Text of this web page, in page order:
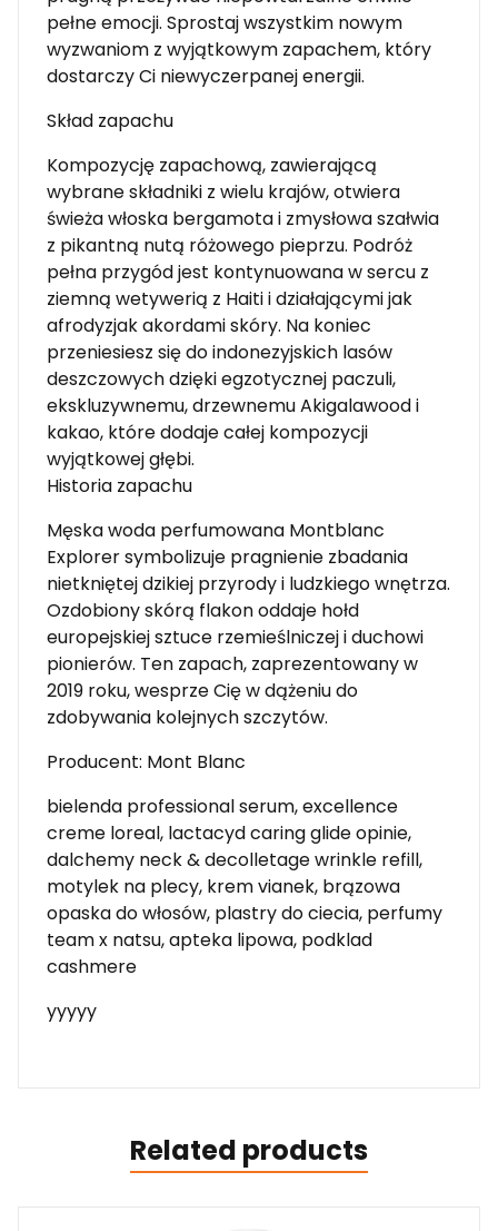
pełne emocji. Sprostaj wszystkim nowym
wyzwaniom z wyjątkowym zapachem, który
dostarczy Ci niewyczerpanej energii.
Skład zapachu
Kompozycję zapachową, zawierającą
wybrane składniki z wielu krajów, otwiera
świeża włoska bergamota i zmysłowa szałwia
z pikantną nutą różowego pieprzu. Podróż
pełna przygód jest kontynuowana w sercu z
ziemną wetywerią z Haiti i działającymi jak
afrodyzjak akordami skóry. Na koniec
przeniesiesz się do indonezyjskich lasów
deszczowych dzięki egzotycznej paczuli,
ekskluzywnemu, drzewnemu Akigalawood i
kakao, które dodaje całej kompozycji
wyjątkowej głębi.
Historia zapachu
Męska woda perfumowana Montblanc
Explorer symbolizuje pragnienie zbadania
nietkniętej dzikiej przyrody i ludzkiego wnętrza.
Ozdobiony skórą flakon oddaje hołd
europejskiej sztuce rzemieślniczej i duchowi
pionierów. Ten zapach, zaprezentowany w
2019 roku, wesprze Cię w dążeniu do
zdobywania kolejnych szczytów.
Producent: Mont Blanc
bielenda professional serum, excellence
creme loreal, lactacyd caring glide opinie,
dalchemy neck & decolletage wrinkle refill,
motylek na plecy, krem vianek, brązowa
opaska do włosów, plastry do ciecia, perfumy
team x natsu, apteka lipowa, podklad
cashmere
yyyyy
Related products